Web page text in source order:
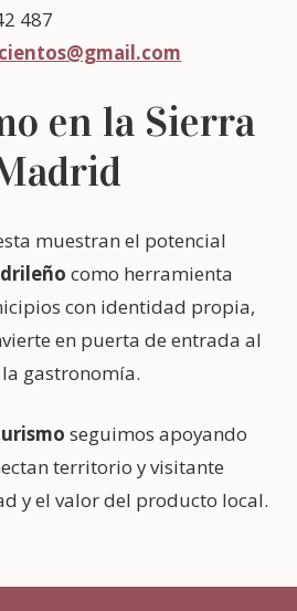
487
en la Sierra
muestran el potencial
como herramienta
con identidad propia,
en puerta de entrada al
gastronomía.
seguimos apoyando
territorio y visitante
y el valor del producto local.